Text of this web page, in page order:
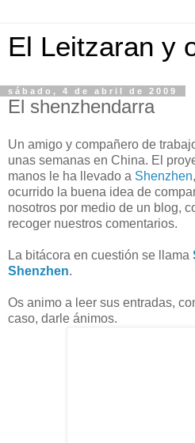
El Leitzaran y
sábado, 4 de abril de 2009
El shenzhendarra
Un amigo y compañero de
unas semanas en China. El
manos le ha llevado a Shenzhen
ocurrido la buena idea de
nosotros por medio de un blog,
recoger nuestros comentarios.
La bitácora en cuestión se llama
Shenzhen.
Os animo a leer sus entradas,
caso, darle ánimos.